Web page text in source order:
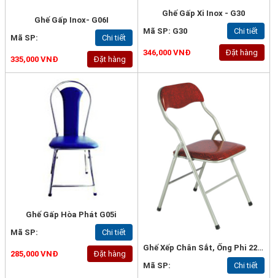
Ghế Gấp Inox- G06I
Mã SP:
Chi tiết
335,000 VNĐ Đặt hàng
Ghế Gấp Xi Inox - G30
Mã SP: G30
Chi tiết
346,000 VNĐ Đặt hàng
Ghế Gấp Hòa Phát G05i
Mã SP:
Chi tiết
285,000 VNĐ Đặt hàng
Ghế Xếp Chân Sắt, Ống Phi 22*0.9mm - G42a
Mã SP:
Chi tiết